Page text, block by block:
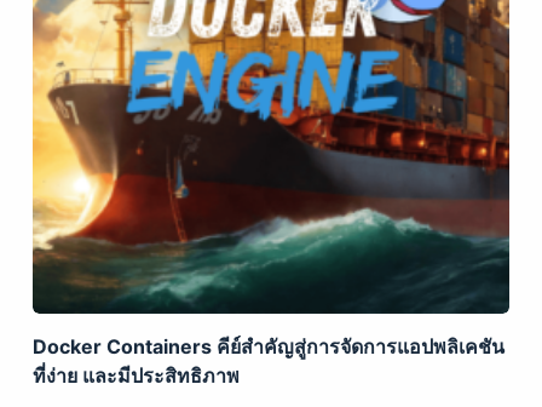
Docker Containers คีย์สำคัญสู่การจัดการแอปพลิเคชัน
ที่ง่าย และมีประสิทธิภาพ